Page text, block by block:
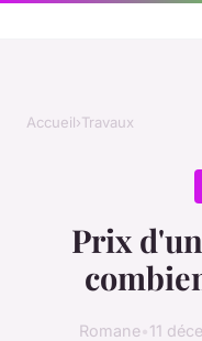
Accueil›Travaux
Prix
Romane• 11